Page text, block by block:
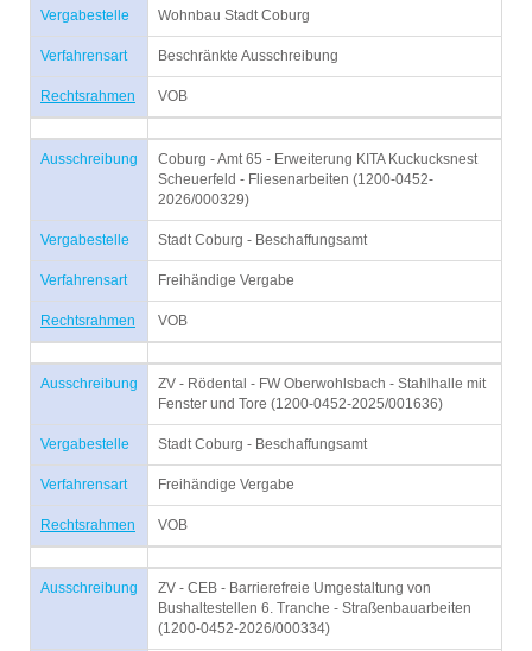
Vergabestelle Wohnbau Stadt Coburg
Verfahrensart Beschränkte Ausschreibung
Rechtsrahmen VOB
Ausschreibung
Coburg - Amt 65 - Erweiterung KITA Kuckucksnest
Scheuerfeld - Fliesenarbeiten (1200-0452-
2026/000329)
Vergabestelle Stadt Coburg - Beschaffungsamt
Verfahrensart Freihändige Vergabe
Rechtsrahmen VOB
Ausschreibung
ZV - Rödental - FW Oberwohlsbach - Stahlhalle mit
Fenster und Tore (1200-0452-2025/001636)
Vergabestelle Stadt Coburg - Beschaffungsamt
Verfahrensart Freihändige Vergabe
Rechtsrahmen VOB
Ausschreibung
ZV - CEB - Barrierefreie Umgestaltung von
Bushaltestellen 6. Tranche - Straßenbauarbeiten
(1200-0452-2026/000334)